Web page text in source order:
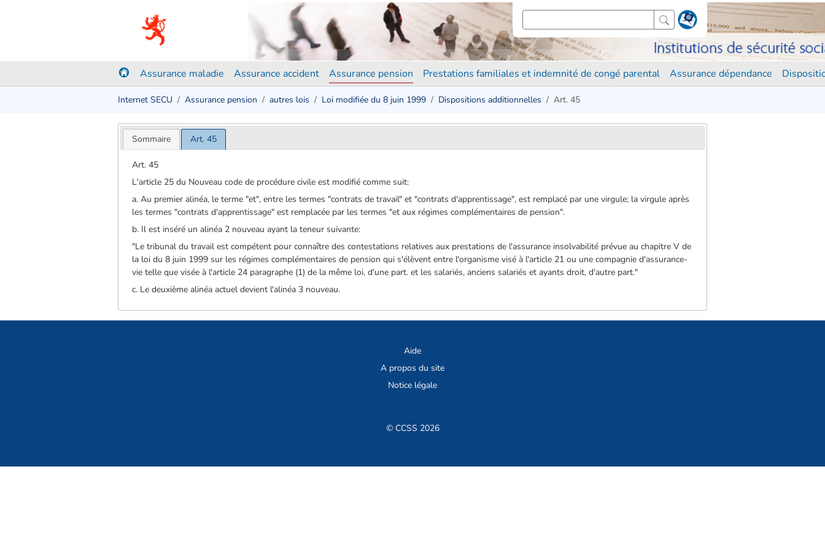
Assurance maladie Assurance accident Assurance pension Prestations familiales et indemnité de congé parental Assurance dépendance
Internet SECU Assurance pension autres lois Loi modifiée du 8 juin 1999 Dispositions additionnelles Art. 45
Sommaire Art. 45
Art. 45
L'article 25 du Nouveau code de procédure civile est modifié comme suit:
a. Au premier alinéa, le terme "et", entre les termes "contrats de travail" et "contrats d'apprentissage", est remplacé par une virgule; la virgule après
les termes "contrats d'apprentissage" est remplacée par les termes "et aux régimes complémentaires de pension".
b. Il est inséré un alinéa 2 nouveau ayant la teneur suivante:
"Le tribunal du travail est compétent pour connaître des contestations relatives aux prestations de l'assurance insolvabilité prévue au chapitre V de
la loi du 8 juin 1999 sur les régimes complémentaires de pension qui s'élèvent entre l'organisme visé à l'article 21 ou une compagnie d'assurance-
vie telle que visée à l'article 24 paragraphe (1) de la même loi, d'une part. et les salariés, anciens salariés et ayants droit, d'autre part."
c. Le deuxième alinéa actuel devient l'alinéa 3 nouveau.
Aide
A propos du site
Notice légale
© CCSS 2026